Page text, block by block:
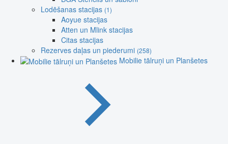
Lodēšanas stacijas (1)
Aoyue stacijas
Atten un Mlink stacijas
Citas stacijas
Rezerves daļas un piederumi (258)
Mobilie tālruņi un Planšetes